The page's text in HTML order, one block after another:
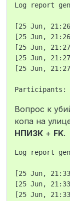
Log report
[25 Jun,
[25 Jun,
[25 Jun,
[25 Jun,
[25 Jun,
Вопрос к
копа на
НПИЗК + FK.
Log report
[25 Jun,
[25 Jun,
[25 Jun,